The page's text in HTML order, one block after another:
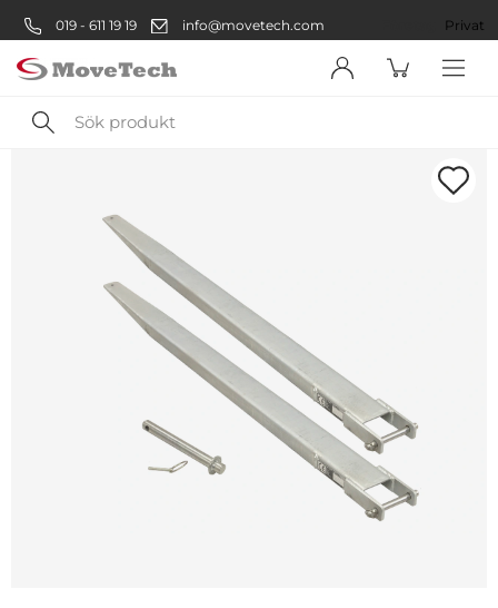
019 - 611 19 19 info@movetech.com Privat
Sök
produkt
Företag
Privatperson
Privat